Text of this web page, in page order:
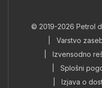
© 2019-2026 Petrol
Varstvo
Izvensodno
Splošni
Izjava o